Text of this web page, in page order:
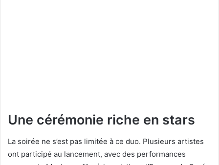
Une cérémonie riche en stars
La soirée ne s’est pas limitée à ce duo. Plusieurs artistes
ont participé au lancement, avec des performances